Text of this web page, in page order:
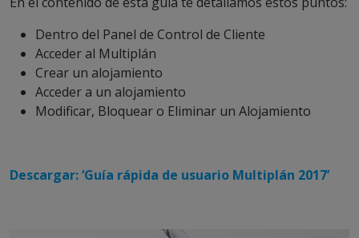
Dentro del Panel de Control de Cliente
Acceder al Multiplán
Crear un alojamiento
Acceder a un alojamiento
Modificar, Bloquear o Eliminar un Alojamiento
Descargar: ‘Guía rápida de usuario Multiplán 2017’